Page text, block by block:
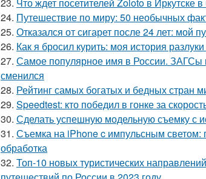
24. Путешествие по миру: 50 необычных
25. Отказался от сигарет после 24 лет: мой
26. Как я бросил курить: моя история
27. Самое популярное имя в России. ЗАГСы
сменился
28. Рейтинг самых богатых и бедных стран
29. Speedtest: кто победил в гонке за
30. Сделать успешную модельную съемку с
31. Съемка на iPhone c импульсным светом:
обработка
32. Топ-10 новых туристических